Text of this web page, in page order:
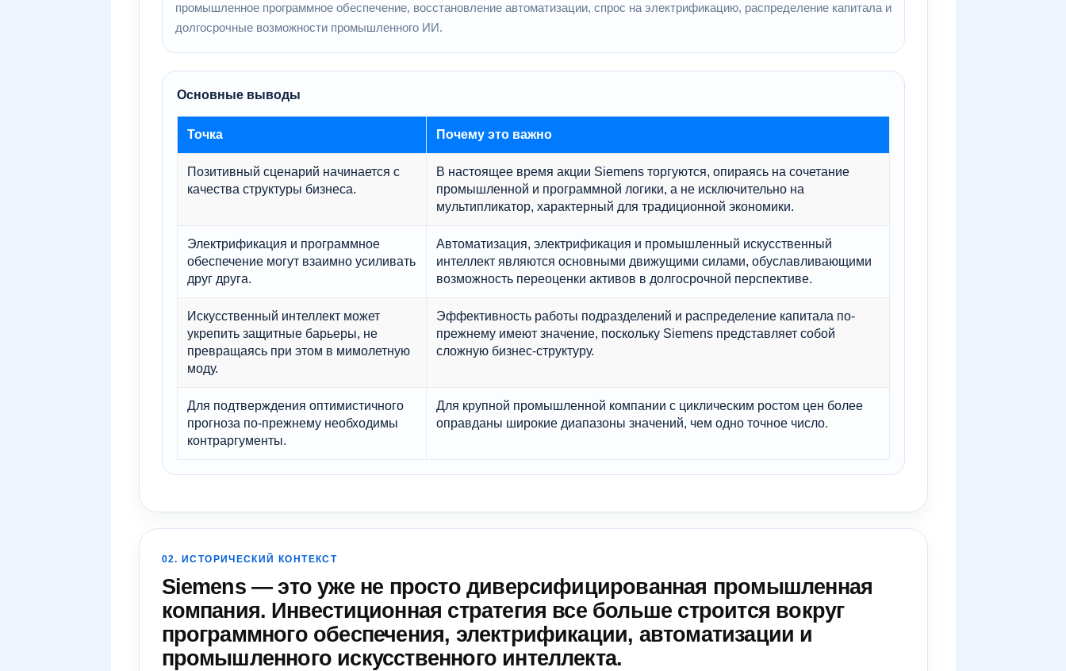
промышленное программное обеспечение, восстановление автоматизации, спрос на электрификацию, распределение капитала и
долгосрочные возможности промышленного ИИ.
Основные выводы
Точка Почему это важно
Позитивный сценарий начинается с
качества структуры бизнеса.
В настоящее время акции Siemens торгуются, опираясь на сочетание
промышленной и программной логики, а не исключительно на
мультипликатор, характерный для традиционной экономики.
Электрификация и программное
обеспечение могут взаимно усиливать
друг друга.
Автоматизация, электрификация и промышленный искусственный
интеллект являются основными движущими силами, обуславливающими
возможность переоценки активов в долгосрочной перспективе.
Искусственный интеллект может
укрепить защитные барьеры, не
превращаясь при этом в мимолетную
моду.
Эффективность работы подразделений и распределение капитала по-
прежнему имеют значение, поскольку Siemens представляет собой
сложную бизнес-структуру.
Для подтверждения оптимистичного
прогноза по-прежнему необходимы
контраргументы.
Для крупной промышленной компании с циклическим ростом цен более
оправданы широкие диапазоны значений, чем одно точное число.
02. ИСТОРИЧЕСКИЙ КОНТЕКСТ
Siemens — это уже не просто диверсифицированная промышленная
компания. Инвестиционная стратегия все больше строится вокруг
программного обеспечения, электрификации, автоматизации и
промышленного искусственного интеллекта.